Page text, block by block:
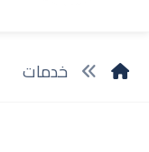
خدمات